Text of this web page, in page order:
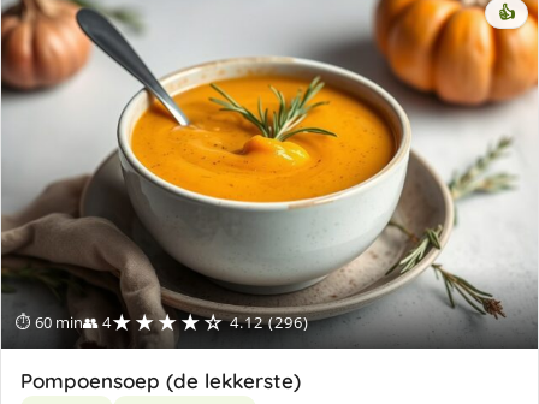
⏱ 60 min👥 4★★★★☆ 4.12 (296)
👍
Pompoensoep (de lekkerste)